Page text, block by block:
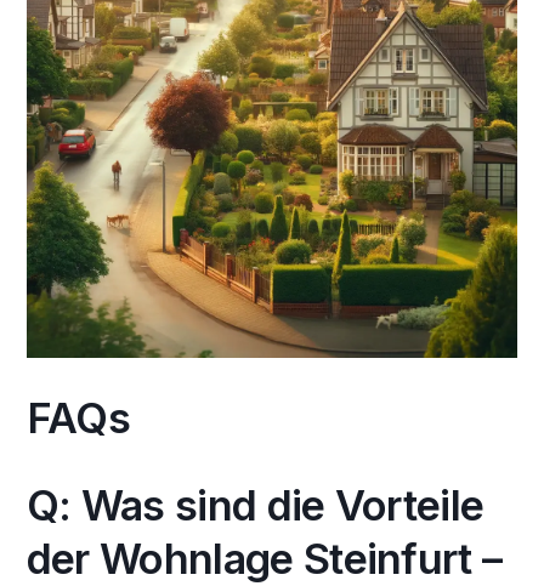
FAQs
Q: Was sind die Vorteile
der Wohnlage Steinfurt –